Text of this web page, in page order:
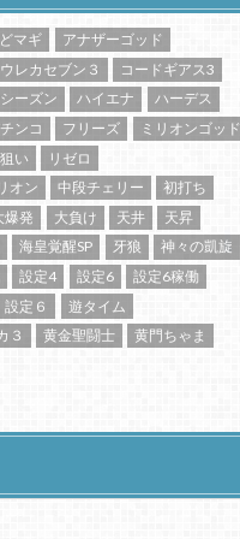
マギ
アナザーゴッド
レカセブン３
コードギアス3
ーズン ハイエナ
ハーデス
ンコ フリーズ
ミリオンゴッド
い
リゼロ
オン
中段チェリー
初打ち
爆発 大負け 天井
天昇
海皇覚醒SP 牙狼
神々の凱旋
設定4 設定6
設定6稼働
設定６
遊タイム
３
黄金聖闘士
黄門ちゃま